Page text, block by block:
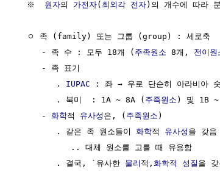
  ※
원자의 가전자( 최외각 전자)의 개수에 따라
  ㅇ 족 (family) 또는 그룹 (group) : 세로축
     - 족 수 : 모두 18개 (
주족원소 8개, 전이원
     - 족 표기
        .
IUPAC : 좌 → 우로 단순히 아라비아
        . 북미  : 1A ~ 8A (
주족원소 ) 및 1B
     -
화학적 유사성 은, ( 주족원소 )
        . 같은 족 원소들이
화학적 유사성 을 갖음
           .. 대체 원소를 고를 때 유용함
        . 결국, `유사한
물리 적, 화학적 성질 을